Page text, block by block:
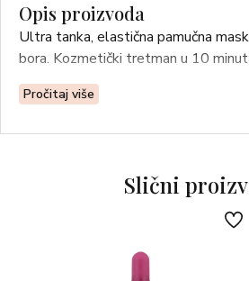
Opis proizvoda
Ultra tanka, elastična pamučna
bora. Kozmetički tretman u 10
Pročitaj više
Slični